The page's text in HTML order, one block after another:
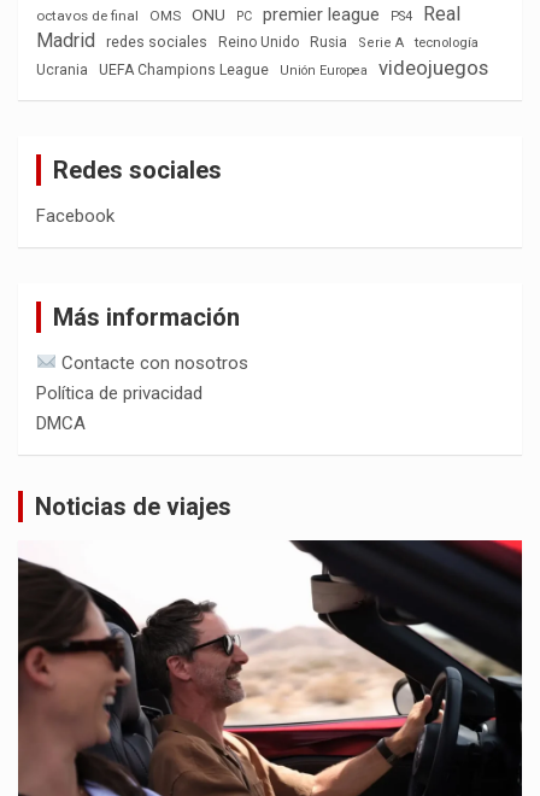
octavos de final OMS ONU PC premier league PS4
Real
Madrid
redes sociales Reino Unido Rusia Serie A
tecnología
Ucrania
UEFA Champions League Unión Europea videojuegos
Redes sociales
Facebook
Más información
Contacte con nosotros
Política de privacidad
DMCA
Noticias de viajes